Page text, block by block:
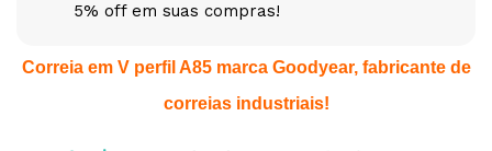
5% off em suas compras!
Correia em V perfil A85 marca Goodyear, fabricante de
correias industriais!